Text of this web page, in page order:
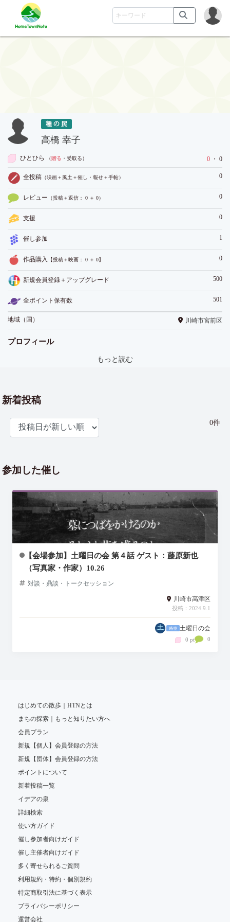
高橋 幸子
ひとひら （贈る ・受取る） 0 ・ 0
全投稿 （映画＋風土＋催し・報せ＋手帖） 0
レビュー （投稿＋返信： 0 ＋ 0） 0
支援 0
催し参加 1
作品購入 【投稿＋映画： 0 ＋ 0】 0
新規会員登録＋アップグレード 500
全ポイント保有数 501
地域（国） 川崎市宮前区
プロフィール
もっと読む
新着投稿
0件
参加した催し
【会場参加】土曜日の会 第４話 ゲスト：藤原新也
（写真家・作家）10.26
対談・鼎談・トークセッション
川崎市高津区
投稿：2024.9.1
土曜日の会
0 pt 0
はじめての散歩｜HTNとは
まちの探索｜もっと知りたい方へ
会員プラン
新規【個人】会員登録の方法
新規【団体】会員登録の方法
ポイントについて
新着投稿一覧
イデアの泉
詳細検索
使い方ガイド
催し参加者向けガイド
催し主催者向けガイド
多く寄せられるご質問
利用規約・特約・個別規約
特定商取引法に基づく表示
プライバシーポリシー
運営会社